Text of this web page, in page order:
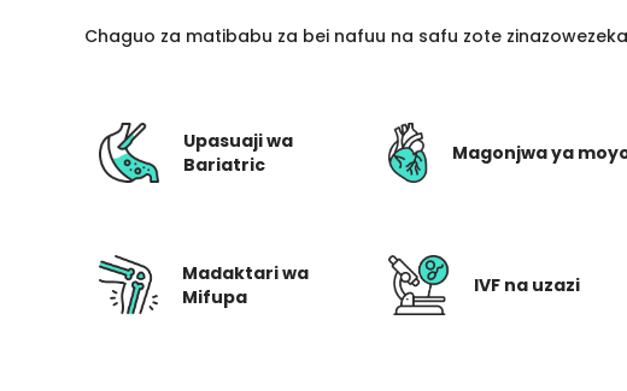
Chaguo za matibabu za bei nafuu na safu zote
Upasuaji wa
Bariatric
Magonjwa ya
Madaktari wa
Mifupa
IVF na uzazi